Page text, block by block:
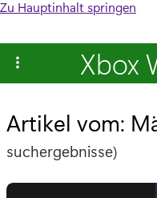
Zu Hauptinhalt springen
Xbox
Artikel vom:
suchergebnisse)